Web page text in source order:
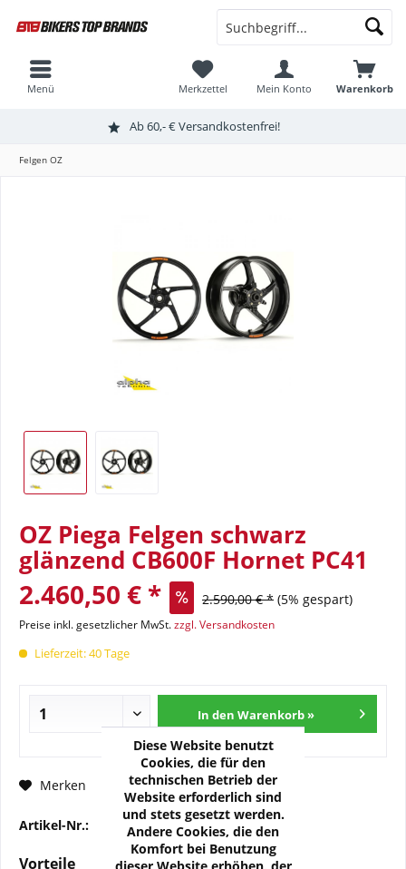
Ab 60,- € Versandkostenfrei!
Warenkorb
Merkzettel Mein Konto
Menü
Felgen OZ
OZ Piega Felgen schwarz
glänzend CB600F Hornet PC41
2.460,50 € * 2.590,00 € * (5% gespart)
Preise inkl. gesetzlicher MwSt.zzgl. Versandkosten
Lieferzeit: 40 Tage
In den Warenkorb »
Merken Fragen zum Artikel?
Artikel-Nr.: OZ-HON05-01N
Vorteile
Diese Website benutzt
Cookies, die für den
technischen Betrieb der
Website erforderlich sind
und stets gesetzt werden.
Andere Cookies, die den
Komfort bei Benutzung
dieser Website erhöhen, der